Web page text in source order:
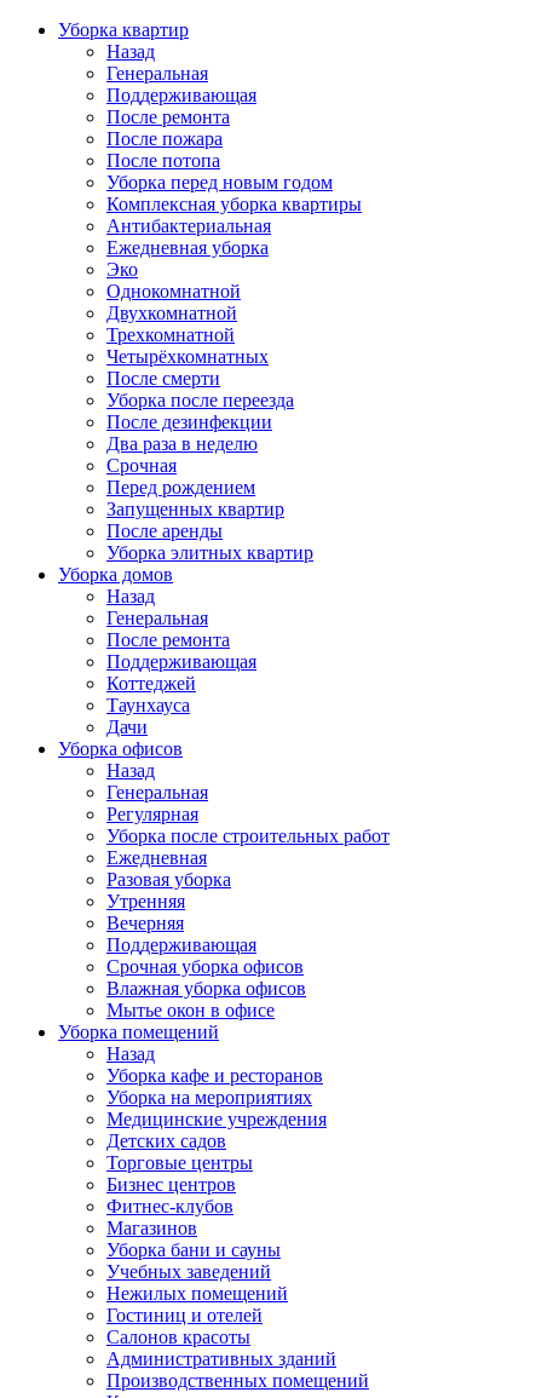
Уборка квартир
Назад
Генеральная
Поддерживающая
После ремонта
После пожара
После потопа
Уборка перед новым годом
Комплексная уборка квартиры
Антибактериальная
Ежедневная уборка
Эко
Однокомнатной
Двухкомнатной
Трехкомнатной
Четырёхкомнатных
После смерти
Уборка после переезда
После дезинфекции
Два раза в неделю
Срочная
Перед рождением
Запущенных квартир
После аренды
Уборка элитных квартир
Уборка домов
Назад
Генеральная
После ремонта
Поддерживающая
Коттеджей
Таунхауса
Дачи
Уборка офисов
Назад
Генеральная
Регулярная
Уборка после строительных работ
Ежедневная
Разовая уборка
Утренняя
Вечерняя
Поддерживающая
Срочная уборка офисов
Влажная уборка офисов
Мытье окон в офисе
Уборка помещений
Назад
Уборка кафе и ресторанов
Уборка на мероприятиях
Медицинские учреждения
Детских садов
Торговые центры
Бизнес центров
Фитнес-клубов
Магазинов
Уборка бани и сауны
Учебных заведений
Нежилых помещений
Гостиниц и отелей
Салонов красоты
Административных зданий
Производственных помещений